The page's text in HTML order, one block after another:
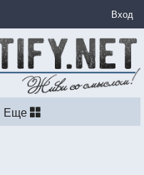
Вход
Еще